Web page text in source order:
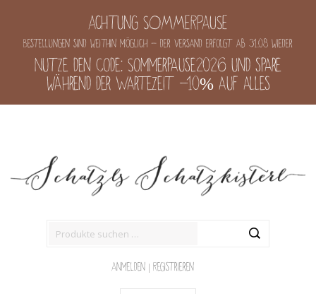
Achtung SOMMERPAUSE
Bestellungen sind weithin möglich - der Versand erfolgt ab 31.08 wieder
Nutze den Code: Sommerpause2026 und spare
während der Wartezeit -10% auf alles
Anmelden | Registrieren